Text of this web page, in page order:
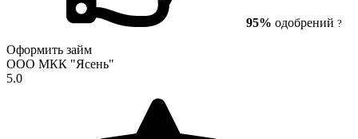
95% одобрений ?
Оформить займ
ООО МКК "Ясень"
5.0